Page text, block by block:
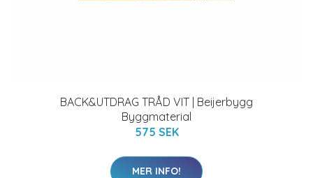
BACK&UTDRAG TRÅD VIT | Beijerbygg
Byggmaterial
575 SEK
MER INFO!